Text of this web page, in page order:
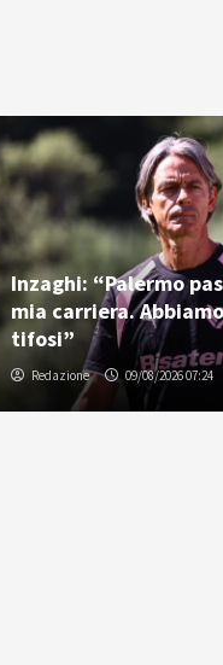
Inzaghi: “Palermo
mia carriera.
tifosi”
Redazione 09/08/2026 07:24